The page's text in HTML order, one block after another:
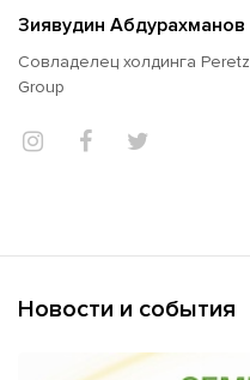
Зиявудин Абдурахманов
Совладелец холдинга Peretz
Group
Новости и события